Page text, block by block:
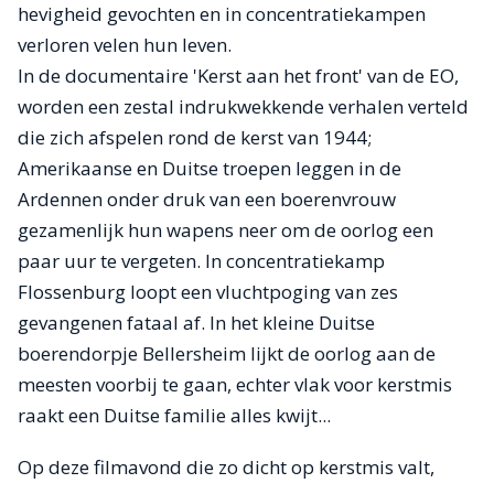
hevigheid gevochten en in concentratiekampen
verloren velen hun leven.
In de documentaire 'Kerst aan het front' van de EO,
worden een zestal indrukwekkende verhalen verteld
die zich afspelen rond de kerst van 1944;
Amerikaanse en Duitse troepen leggen in de
Ardennen onder druk van een boerenvrouw
gezamenlijk hun wapens neer om de oorlog een
paar uur te vergeten. In concentratiekamp
Flossenburg loopt een vluchtpoging van zes
gevangenen fataal af. In het kleine Duitse
boerendorpje Bellersheim lijkt de oorlog aan de
meesten voorbij te gaan, echter vlak voor kerstmis
raakt een Duitse familie alles kwijt...
Op deze filmavond die zo dicht op kerstmis valt,